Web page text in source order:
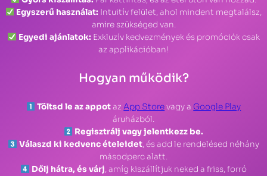
Egyszerű használat: Intuitív felület, ahol mindent megtalálsz,
amire szükséged van.
Egyedi ajánlatok: Exkluzív kedvezmények és promóciók csak
az applikációban!
Hogyan működik?
Töltsd le az appotazApp Storevagy a Google Play
áruházból.
Regisztrálj vagy jelentkezz be.
Válaszd ki kedvenc ételeidet, és add le rendelésed néhány
másodperc alatt.
Dőlj hátra, és várj, amíg kiszállítjuk neked a friss, forró